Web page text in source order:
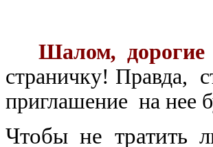
Шалом,дорогие
страничку! Правда,
приглашение на нее
Чтобы не тратить